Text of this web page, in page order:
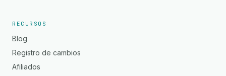
RECURSOS
Blog
Registro de cambios
Afiliados